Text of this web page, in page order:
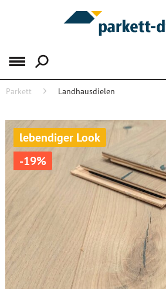
Menü
Parkett Landhausdielen
lebendiger Look
-19%